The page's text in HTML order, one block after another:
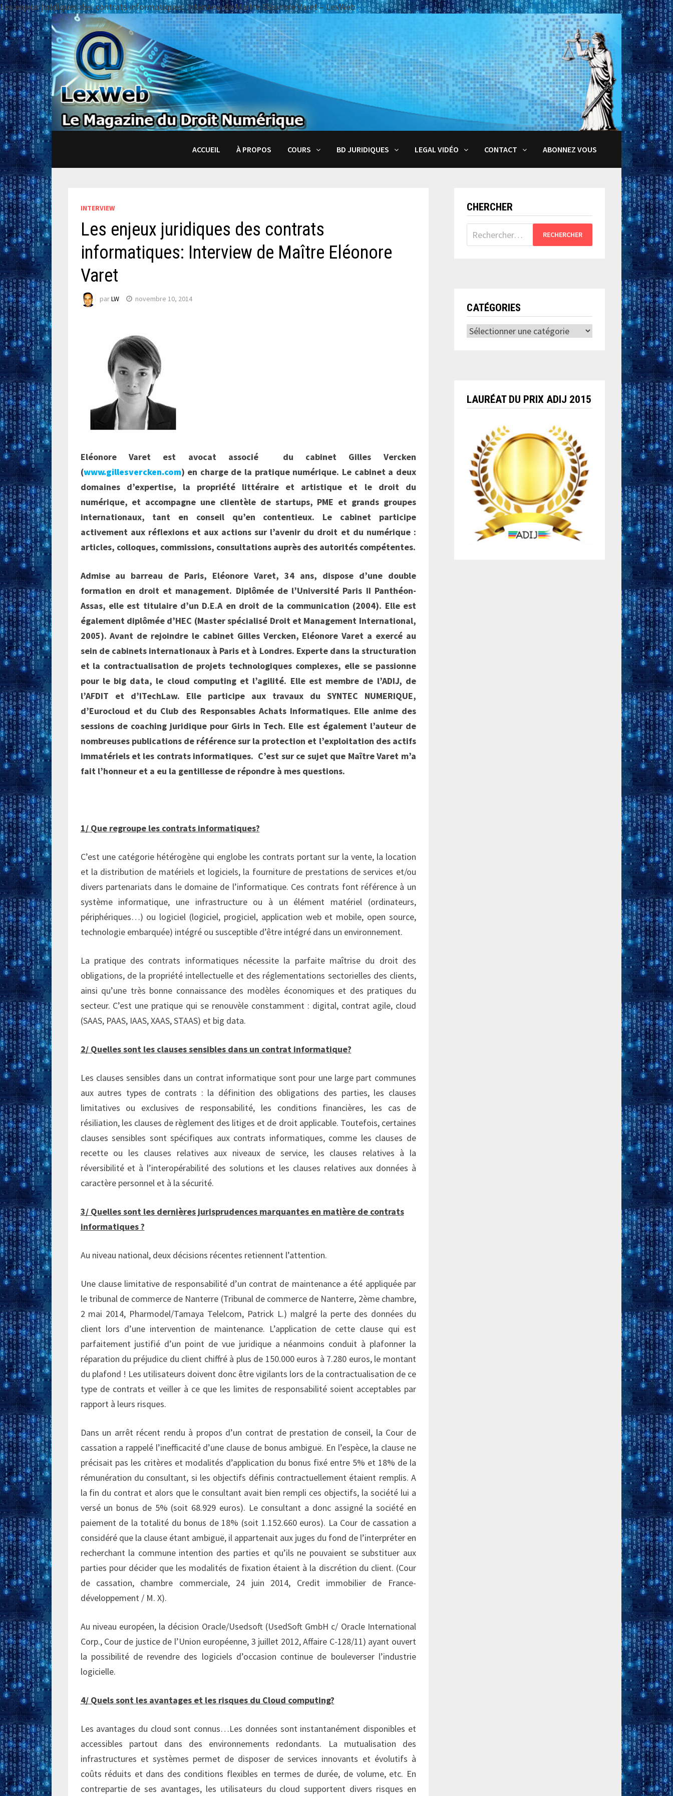
Les enjeux juridiques des contrats informatiques: Interview de Maître Eléonore Varet – LexWeb
Passer
au
contenu
ACCUEIL À PROPOS COURS BD JURIDIQUES LEGAL VIDÉO CONTACT ABONNEZ VOUS
INTERVIEW
Les enjeux juridiques des contrats
informatiques: Interview de Maître Eléonore
Varet
parLW novembre 10, 2014
Eléonore Varet est avocat associé du cabinet Gilles Vercken
(www.gillesvercken.com) en charge de la pratique numérique. Le cabinet a deux
domaines d’expertise, la propriété littéraire et artistique et le droit du
numérique, et accompagne une clientèle de startups, PME et grands groupes
internationaux, tant en conseil qu’en contentieux. Le cabinet participe
activement aux réflexions et aux actions sur l’avenir du droit et du numérique :
articles, colloques, commissions, consultations auprès des autorités compétentes.
Admise au barreau de Paris, Eléonore Varet, 34 ans, dispose d’une double
formation en droit et management. Diplômée de l’Université Paris II Panthéon-
Assas, elle est titulaire d’un D.E.A en droit de la communication (2004). Elle est
également diplômée d’HEC (Master spécialisé Droit et Management International,
2005). Avant de rejoindre le cabinet Gilles Vercken, Eléonore Varet a exercé au
sein de cabinets internationaux à Paris et à Londres. Experte dans la structuration
et la contractualisation de projets technologiques complexes, elle se passionne
pour le big data, le cloud computing et l’agilité. Elle est membre de l’ADIJ, de
l’AFDIT et d’ITechLaw. Elle participe aux travaux du SYNTEC NUMERIQUE,
d’Eurocloud et du Club des Responsables Achats Informatiques. Elle anime des
sessions de coaching juridique pour Girls in Tech. Elle est également l’auteur de
nombreuses publications de référence sur la protection et l’exploitation des actifs
immatériels et les contrats informatiques. C’est sur ce sujet que Maître Varet m’a
fait l’honneur et a eu la gentillesse de répondre à mes questions.
1/ Que regroupe les contrats informatiques?
C’est une catégorie hétérogène qui englobe les contrats portant sur la vente, la location
et la distribution de matériels et logiciels, la fourniture de prestations de services et/ou
divers partenariats dans le domaine de l’informatique. Ces contrats font référence à un
système informatique, une infrastructure ou à un élément matériel (ordinateurs,
périphériques…) ou logiciel (logiciel, progiciel, application web et mobile, open source,
technologie embarquée) intégré ou susceptible d’être intégré dans un environnement.
La pratique des contrats informatiques nécessite la parfaite maîtrise du droit des
obligations, de la propriété intellectuelle et des réglementations sectorielles des clients,
ainsi qu’une très bonne connaissance des modèles économiques et des pratiques du
secteur. C’est une pratique qui se renouvèle constamment : digital, contrat agile, cloud
(SAAS, PAAS, IAAS, XAAS, STAAS) et big data.
2/ Quelles sont les clauses sensibles dans un contrat informatique?
Les clauses sensibles dans un contrat informatique sont pour une large part communes
aux autres types de contrats : la définition des obligations des parties, les clauses
limitatives ou exclusives de responsabilité, les conditions financières, les cas de
résiliation, les clauses de règlement des litiges et de droit applicable. Toutefois, certaines
clauses sensibles sont spécifiques aux contrats informatiques, comme les clauses de
recette ou les clauses relatives aux niveaux de service, les clauses relatives à la
réversibilité et à l’interopérabilité des solutions et les clauses relatives aux données à
caractère personnel et à la sécurité.
3/ Quelles sont les dernières jurisprudences marquantes en matière de contrats
informatiques ?
Au niveau national, deux décisions récentes retiennent l’attention.
Une clause limitative de responsabilité d’un contrat de maintenance a été appliquée par
le tribunal de commerce de Nanterre (Tribunal de commerce de Nanterre, 2ème chambre,
2 mai 2014, Pharmodel/Tamaya Telelcom, Patrick L.) malgré la perte des données du
client lors d’une intervention de maintenance. L’application de cette clause qui est
parfaitement justifié d’un point de vue juridique a néanmoins conduit à plafonner la
réparation du préjudice du client chiffré à plus de 150.000 euros à 7.280 euros, le montant
du plafond ! Les utilisateurs doivent donc être vigilants lors de la contractualisation de ce
type de contrats et veiller à ce que les limites de responsabilité soient acceptables par
rapport à leurs risques.
Dans un arrêt récent rendu à propos d’un contrat de prestation de conseil, la Cour de
cassation a rappelé l’inefficacité d’une clause de bonus ambiguë. En l’espèce, la clause ne
précisait pas les critères et modalités d’application du bonus fixé entre 5% et 18% de la
rémunération du consultant, si les objectifs définis contractuellement étaient remplis. A
la fin du contrat et alors que le consultant avait bien rempli ces objectifs, la société lui a
versé un bonus de 5% (soit 68.929 euros). Le consultant a donc assigné la société en
paiement de la totalité du bonus de 18% (soit 1.152.660 euros). La Cour de cassation a
considéré que la clause étant ambiguë, il appartenait aux juges du fond de l’interpréter en
recherchant la commune intention des parties et qu’ils ne pouvaient se substituer aux
parties pour décider que les modalités de fixation étaient à la discrétion du client. (Cour
de cassation, chambre commerciale, 24 juin 2014, Credit immobilier de France-
développement / M. X).
Au niveau européen, la décision Oracle/Usedsoft (UsedSoft GmbH c/ Oracle International
Corp., Cour de justice de l’Union européenne, 3 juillet 2012, Affaire C-128/11) ayant ouvert
la possibilité de revendre des logiciels d’occasion continue de bouleverser l’industrie
logicielle.
4/ Quels sont les avantages et les risques du Cloud computing?
Les avantages du cloud sont connus…Les données sont instantanément disponibles et
accessibles partout dans des environnements redondants. La mutualisation des
infrastructures et systèmes permet de disposer de services innovants et évolutifs à
coûts réduits et dans des conditions flexibles en termes de durée, de volume, etc. En
contrepartie de ses avantages, les utilisateurs du cloud supportent divers risques en
CHERCHER
Rechercher :
CATÉGORIES
Catégories
LAURÉAT DU PRIX ADIJ 2015